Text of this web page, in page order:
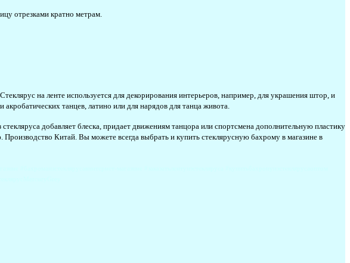
отрезками кратно метрам.
на ленте используется для декорирования интерьеров, например, для украшения штор, и
танцев, латино или для нарядов для танца живота.
добавляет блеска, придает движениям танцора или спортсмена дополнительную пластику
Китай. Вы можете всегда выбрать и купить стеклярусную бахрому в магазине в